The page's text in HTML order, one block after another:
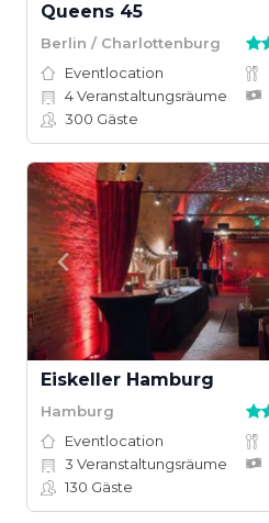
Queens 45
Berlin / Charlottenburg
Eventlocation
4Veranstaltungsräume
300 Gäste
Eiskeller Hamburg
Hamburg
Eventlocation
3 Veranstaltungsräume
130 Gäste